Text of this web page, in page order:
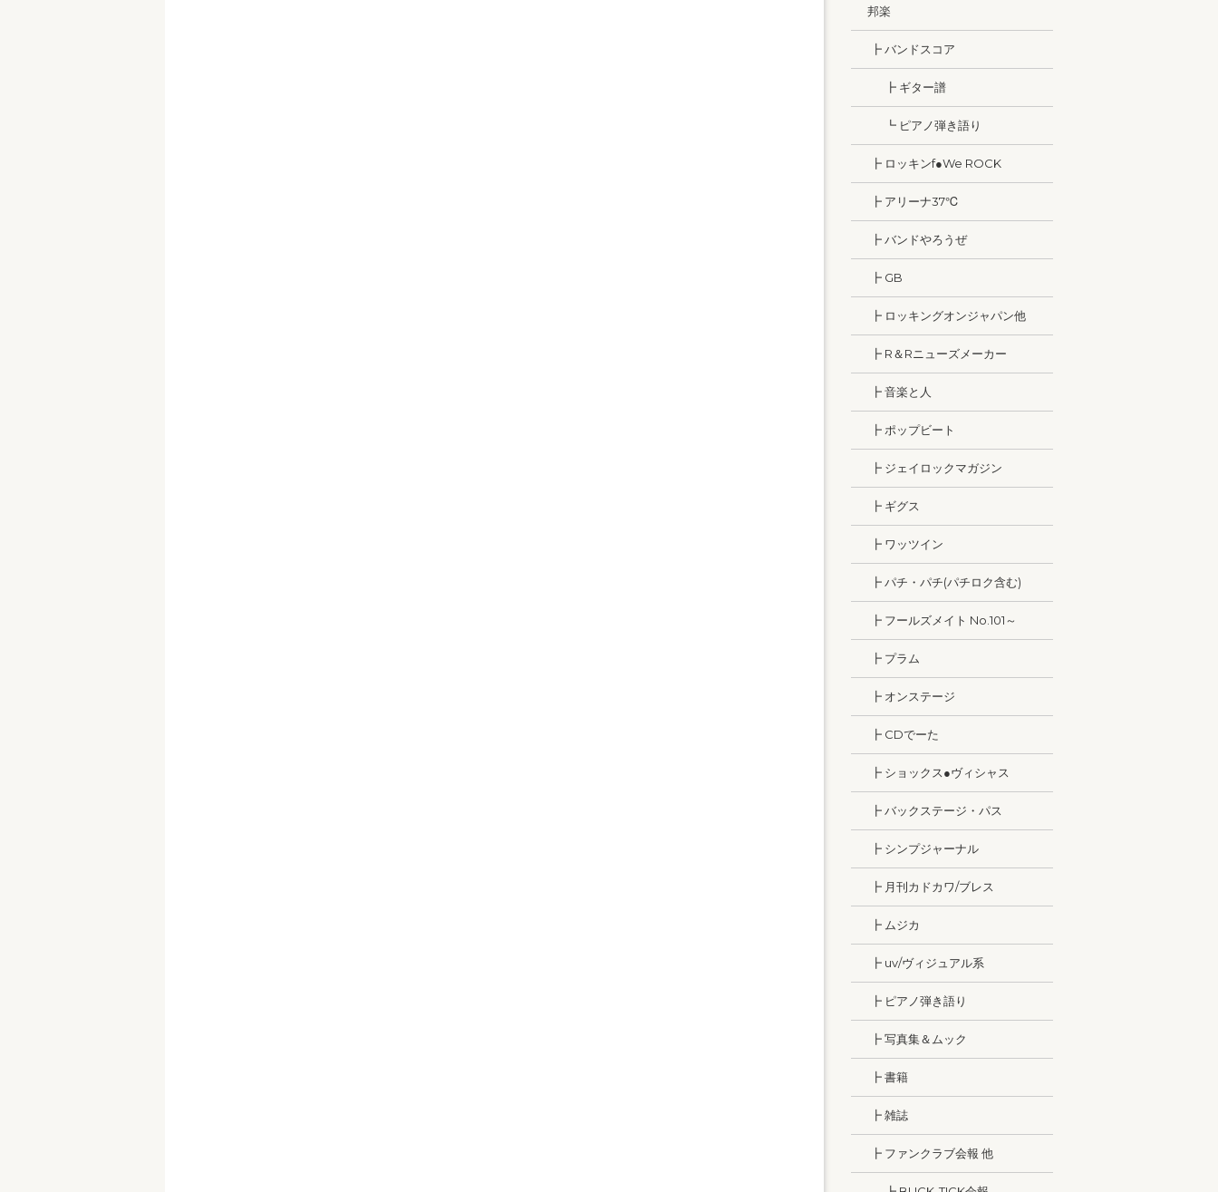
邦楽
┣ バンドスコア
┣ ギター譜
┗ ピアノ弾き語り
┣ ロッキンf●We ROCK
┣ アリーナ37℃
┣ バンドやろうぜ
┣ GB
┣ ロッキングオンジャパン他
┣ R＆Rニューズメーカー
┣ 音楽と人
┣ ポップビート
┣ ジェイロックマガジン
┣ ギグス
┣ ワッツイン
┣ パチ・パチ(パチロク含む)
┣ フールズメイト No.101～
┣ プラム
┣ オンステージ
┣ CDでーた
┣ ショックス●ヴィシャス
┣ バックステージ・パス
┣ シンプジャーナル
┣ 月刊カドカワ/ブレス
┣ ムジカ
┣ uv/ヴィジュアル系
┣ ピアノ弾き語り
┣ 写真集＆ムック
┣ 書籍
┣ 雑誌
┣ ファンクラブ会報 他